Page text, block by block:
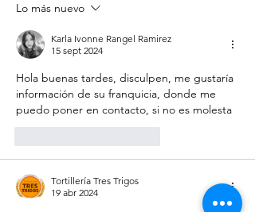
Lo más nuevo
Karla Ivonne Rangel Ramirez
15 sept 2024
Hola buenas tardes, disculpen, me gustaría
información de su franquicia, donde me
puedo poner en contacto, si no es molesta
Tortillería Tres Trigos
19 abr 2024